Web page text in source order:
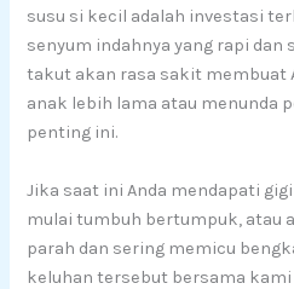
susu si kecil adalah investasi
senyum indahnya yang rapi dan
takut akan rasa sakit membuat
anak lebih lama atau menunda
penting ini.
Jika saat ini Anda mendapati
mulai tumbuh bertumpuk, atau
parah dan sering memicu
keluhan tersebut bersama kami